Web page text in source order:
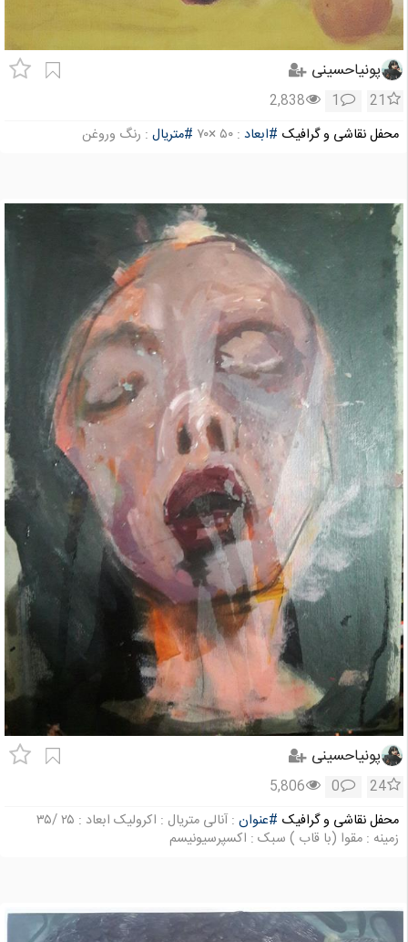
پونیاحسینی
21
1
2,838
محفل نقاشی و گرافیک #ابعاد : ۵۰ ×۷۰ #متریال : رنگ وروغن
پونیاحسینی
24
0
5,806
محفل نقاشی و گرافیک #عنوان
: آنالی متریال : اکرولیک ابعاد : ۲۵ /۳۵
زمینه : مقوا (با قاب ) سبک : اکسپرسیونیسم